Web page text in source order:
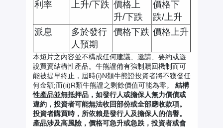
利率
上升/下跌 價格上
升/下跌
價格下
跌/上升
派息
多於發行
人預期
價格下跌 價格上升
本短片之內容並不構成任何建議、邀請、要約或遊
說買賣結構性產品。牛熊證備有強制贖回機制而可
能被提早終止，屆時(i)N類牛熊證投資者將不獲發任
何金額;而(ii)R類牛熊證之剩餘價值可能為零。 結構
性產品並無抵押品，如發行人或擔保人無力償債或
違約，投資者可能無法收回部份或全部應收款項。
投資者購買時，所依賴是發行人及擔保人的信譽。
產品涉及高風險，價格可急升或急跌，投資者或會